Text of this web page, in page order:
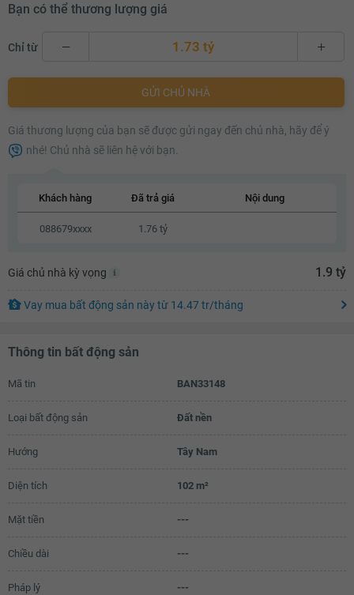
Bạn có thể thương lượng giá
Chỉ từ 1.73 tỷ
1.77 tỷ
1.83 tỷ
1.89 tỷ
GỬI CHỦ NHÀ
Giá thương lượng của bạn sẽ được gửi ngay đến chủ nhà, hãy để ý
nhé! Chủ nhà sẽ liên hệ với bạn.
Khách hàng Đã trả giá Nội dung
088679xxxx 1.76 tỷ
Giá chủ nhà kỳ vọng 1.9 tỷ
Vay mua bất động sản nàytừ 14.47 tr/tháng
Thông tin bất động sản
Mã tin BAN33148
Loại bất động sản Đất nền
Hướng Tây Nam
Diện tích 102 m²
Mặt tiền ---
Chiều dài ---
Pháp lý ---